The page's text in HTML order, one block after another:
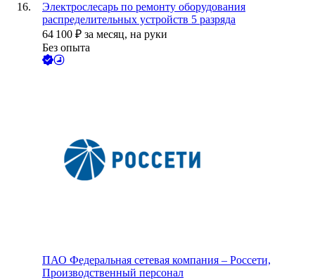
Электрослесарь по ремонту оборудования
распределительных устройств 5 разряда
64 100 ₽ за месяц, на руки
Без опыта
ПАО Федеральная сетевая компания – Россети,
Производственный персонал